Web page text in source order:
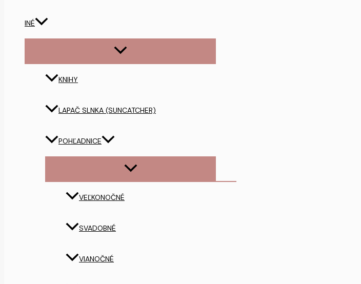
INÉ
KNIHY
LAPAČ SLNKA (SUNCATCHER)
POHĽADNICE
VEĽKONOČNÉ
SVADOBNÉ
VIANOČNÉ